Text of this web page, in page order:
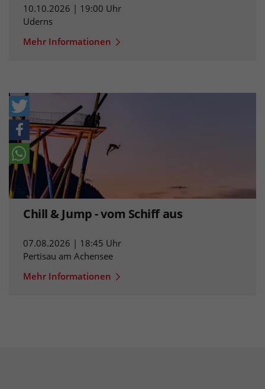
10.10.2026 | 19:00 Uhr
Uderns
Mehr Informationen
Chill & Jump - vom Schiff aus
07.08.2026 | 18:45 Uhr
Pertisau am Achensee
Mehr Informationen